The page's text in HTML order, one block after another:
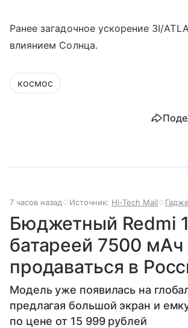
Ранее загадочное ускорение 3I/
влиянием Солнца.
космос
7 часов назад Источник: Hi-Tech Mail
Бюджетный Redmi
батареей 7500 мАч
продаваться в
Модель уже появилась на
предлагая большой экран и
по цене от 15 999 рублей